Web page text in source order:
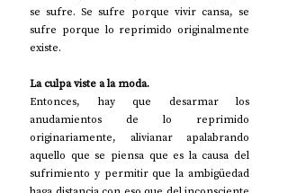
se sufre. Se sufre porque vivir cansa, se
sufre porque lo reprimido originalmente
existe.
La culpa viste a la moda.
Entonces, hay que desarmar los
anudamientos de lo reprimido
originariamente, alivianar apalabrando
aquello que se piensa que es la causa del
sufrimiento y permitir que la ambigüedad